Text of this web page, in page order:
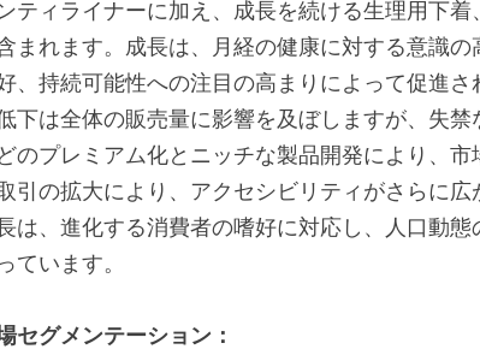
ティライナーに加え、成長を続ける生理用下着
まれます。成長は、月経の健康に対する意識
、持続可能性への注目の高まりによって促進さ
下は全体の販売量に影響を及ぼしますが、失禁
のプレミアム化とニッチな製品開発により、
引の拡大により、アクセシビリティがさらに広
は、進化する消費者の嗜好に対応し、人口動態
ています。
セグメンテーション：